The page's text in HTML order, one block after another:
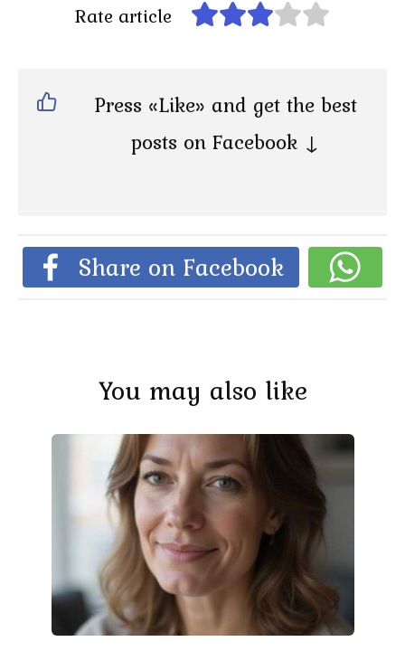
Rate article
Press «Like» and get the best
posts on Facebook ↓
Share on Facebook
You may also like